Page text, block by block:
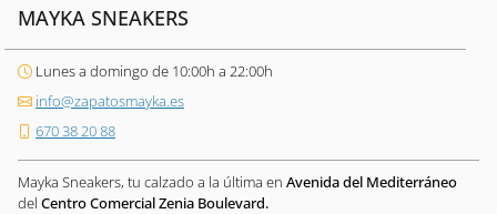
MAYKA SNEAKERS
Lunes a domingo de 10:00h a 22:00h
info@zapatosmayka.es
670 38 20 88
Mayka Sneakers, tu calzado a la última en Avenida del Mediterráneo
del Centro Comercial Zenia Boulevard.